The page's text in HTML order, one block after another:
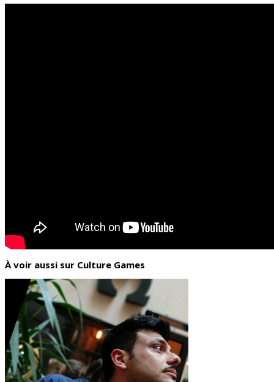
À voir aussi sur Culture Games